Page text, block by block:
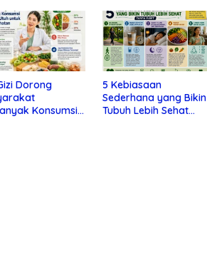
Depresi
Dorong
Konsumsi
5 Kebiasaan
Sederhana yang Bikin
Tubuh Lebih Sehat